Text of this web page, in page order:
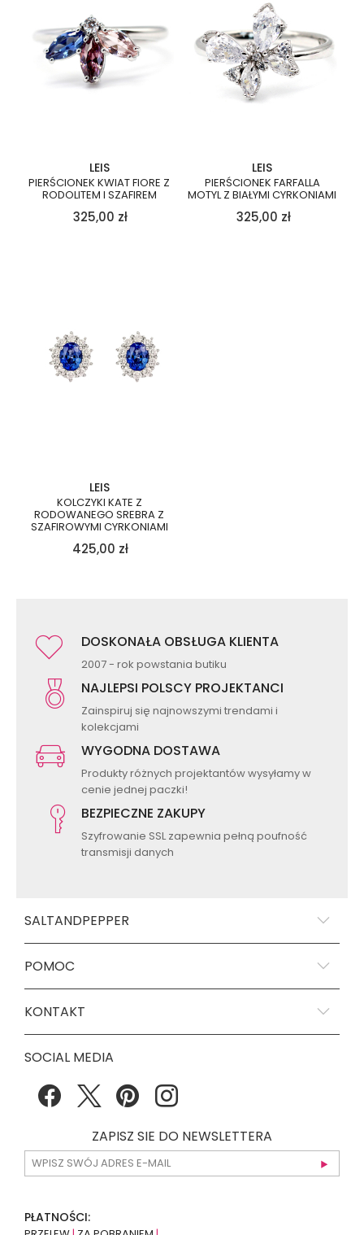
LEIS
PIERŚCIONEK KWIAT FIORE Z
RODOLITEM I SZAFIREM
325,00 zł
LEIS
PIERŚCIONEK FARFALLA
MOTYL Z BIAŁYMI CYRKONIAMI
325,00 zł
LEIS
KOLCZYKI KATE Z
RODOWANEGO SREBRA Z
SZAFIROWYMI CYRKONIAMI
425,00 zł
DOSKONAŁA OBSŁUGA KLIENTA
2007 - rok powstania butiku
NAJLEPSI POLSCY PROJEKTANCI
Zainspiruj się najnowszymi trendami i
kolekcjami
WYGODNA DOSTAWA
Produkty różnych projektantów wysyłamy w
cenie jednej paczki!
BEZPIECZNE ZAKUPY
Szyfrowanie SSL zapewnia pełną poufność
transmisji danych
SALTANDPEPPER
POMOC
KONTAKT
SOCIAL MEDIA
ZAPISZ SIE DO NEWSLETTERA
PŁATNOŚCI: